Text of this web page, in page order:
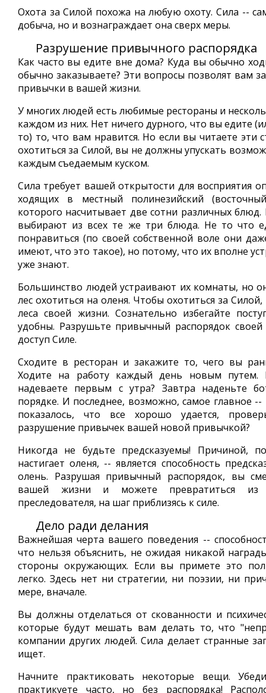
Охота за Силой похожа на любую охоту. Сила --
добыча, но и вознаграждает она сверх меры.
Разрушение привычного распорядка
Как часто вы едите вне дома? Куда вы обычно
обычно заказываете? Эти вопросы позволят вам
привычки в вашей жизни.
У многих людей есть любимые рестораны и
каждом из них. Нет ничего дурного, что вы едите
то) то, что вам нравится. Но если вы читаете эти
охотиться за Силой, вы не должны упускать
каждым съедаемым куском.
Сила требует вашей открытости для восприятия
ходящих в местный полинезийский
которого насчитывает две сотни различных
выбирают из всех те же три блюда. Не то что
понравиться (по своей собственной воле они
имеют, что это такое), но потому, что их вполне
уже знают.
Большинство людей устраивают их комнаты, но
лес охотиться на оленя. Чтобы охотиться за
леса своей жизни. Сознательно избегайте
удобны. Разрушьте привычный распорядок
доступ Силе.
Сходите в ресторан и закажите то, чего вы
Ходите на работу каждый день новым путем.
надеваете первым с утра? Завтра наденьте
порядке. И последнее, возможно, самое главное --
показалось, что все хорошо удается,
разрушение привычек вашей новой привычкой?
Никогда не будьте предсказуемы! Причиной,
настигает оленя, -- является способность
олень. Разрушая привычный распорядок, вы
вашей жизни и можете превратиться из
преследователя, на шаг приблизясь к силе.
Дело ради делания
Важнейшая черта вашего поведения --
что нельзя объяснить, не ожидая никакой
стороны окружающих. Если вы примете это
легко. Здесь нет ни стратегии, ни поэзии, ни
мере, вначале.
Вы должны отделаться от скованности и
которые будут мешать вам делать то, что
компании других людей. Сила делает странные
ищет.
Начните практиковать некоторые вещи.
практикуете часто, но без распорядка!